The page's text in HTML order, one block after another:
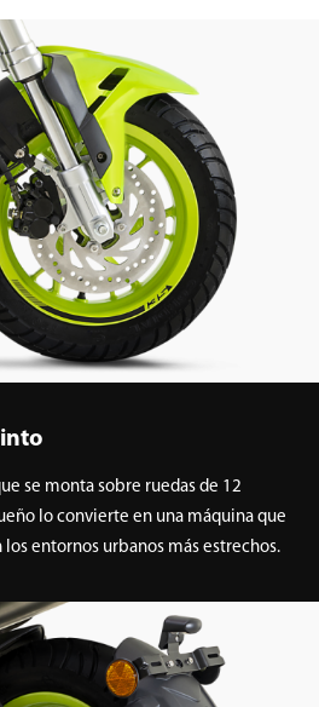
italiano, ideal para atraer
TNT 135 de Benelli es una
características de motocicleta
135 sorprenderá y satisfará
se monta sobre ruedas de 12
lo convierte en una máquina que
entornos urbanos más estrechos.